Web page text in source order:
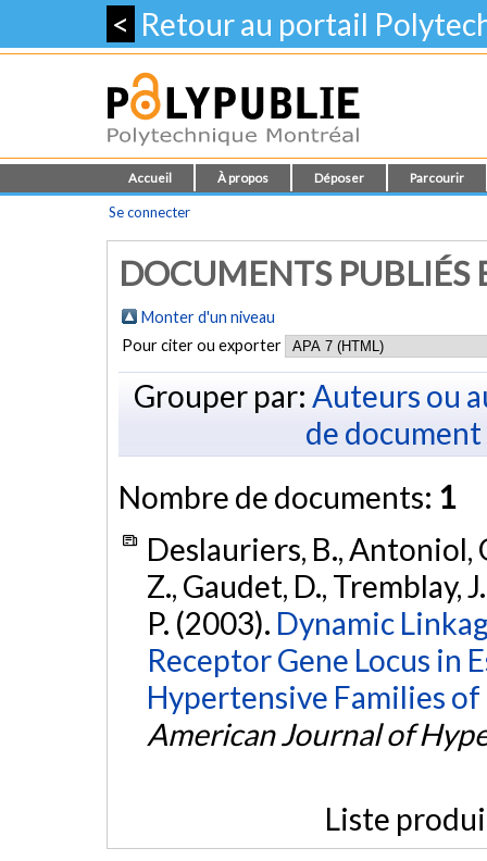
< Retour au portail
Accueil À propos Déposer Parcourir
Se connecter
DOCUMENTS PUBLIÉS
Monter d'un niveau
Pour citer ou exporter
Grouper par: Auteurs ou
de document
Nombre de documents: 1
Deslauriers, B., Antoniol,
Z., Gaudet, D., Tremblay,
P. (2003). Dynamic
Receptor Gene Locus in
Hypertensive Families
American Journal of
Liste